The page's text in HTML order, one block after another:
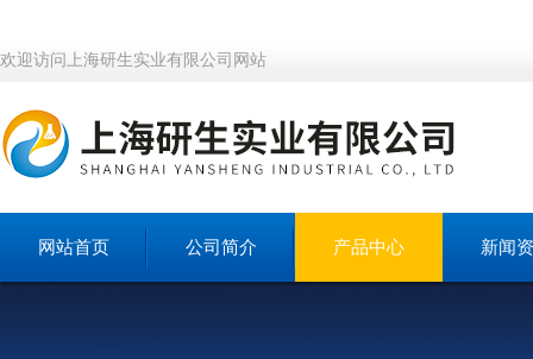
欢迎访问上海研生实业有限公司网站
网站首页 公司简介 产品中心 新闻